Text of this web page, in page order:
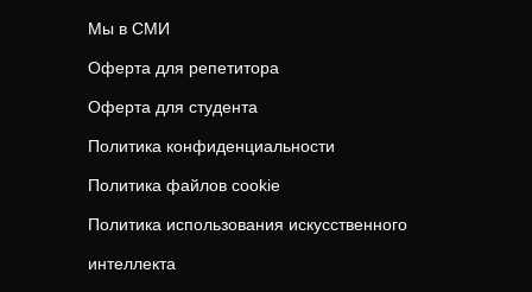
Мы в СМИ
Оферта для репетитора
Оферта для студента
Политика конфиденциальности
Политика файлов cookie
Политика использования искусственного
интеллекта